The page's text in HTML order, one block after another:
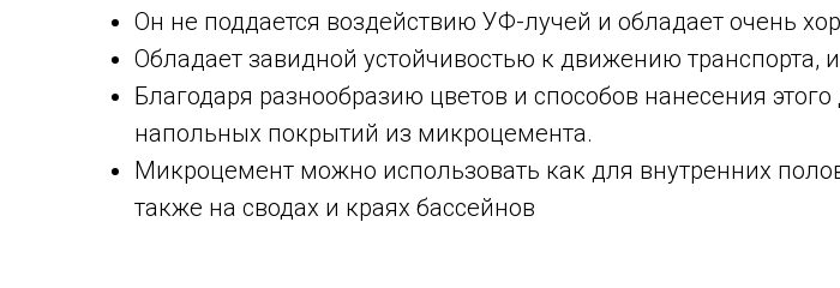
Он не поддается воздействию УФ-лучей и обладает очень
Обладает завидной устойчивостью к движению
Благодаря разнообразию цветов и способов нанесения
напольных покрытий из микроцемента.
Микроцемент можно использовать как для внутренних
также на сводах и краях бассейнов